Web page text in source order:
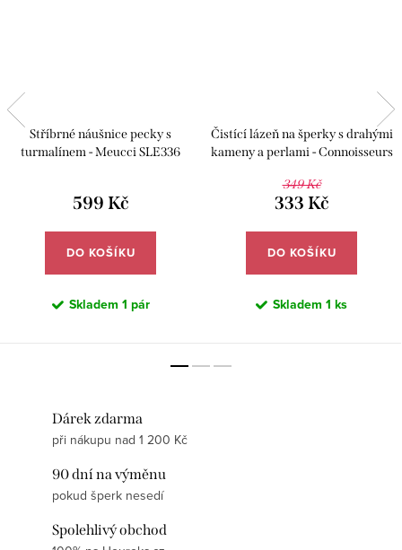
Stříbrné náušnice pecky s
turmalínem - Meucci SLE336
599 Kč
DO KOŠÍKU
Skladem 1 pár
Čistící lázeň na šperky s drahými
kameny a perlami - Connoisseurs
349 Kč
333 Kč
DO KOŠÍKU
Skladem 1 ks
Dárek zdarma
při nákupu nad 1 200 Kč
90 dní na výměnu
pokud šperk nesedí
Spolehlivý obchod